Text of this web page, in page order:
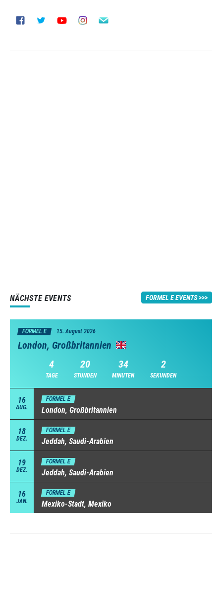
NÄCHSTE EVENTS FORMEL E EVENTS
FORMEL E 15. August 2026
London, Großbritannien
4
TAGE
20
STUNDEN
34
MINUTEN
1
SEKUNDEN
16
AUG.
FORMEL E
London, Großbritannien
18
DEZ.
FORMEL E
Jeddah, Saudi-Arabien
19
DEZ.
FORMEL E
Jeddah, Saudi-Arabien
16
JAN.
FORMEL E
Mexiko-Stadt, Mexiko